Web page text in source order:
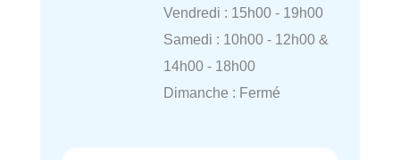
Vendredi : 15h00 - 19h00
Samedi : 10h00 - 12h00 &
14h00 - 18h00
Dimanche : Fermé